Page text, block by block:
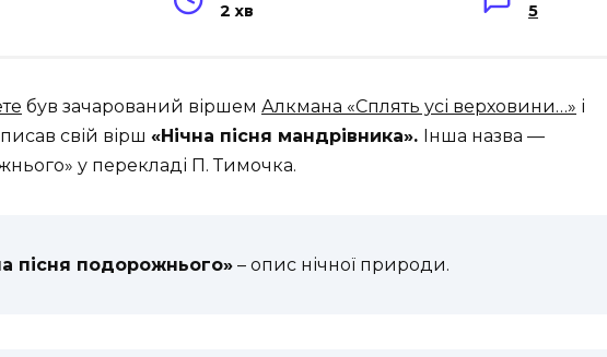
2 хв 5
був зачарований віршем Алкмана «Сплять усі верховини…» і
свій вірш «Нічна пісня мандрівника». Інша назва —
у перекладі П. Тимочка.
пісня подорожнього» – опис нічної природи.